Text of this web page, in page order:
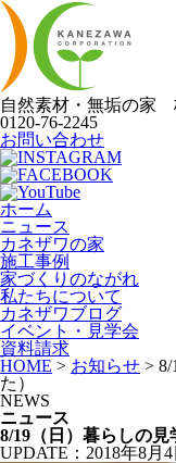
自然素材・無垢の家
0120-76-2245
お問い合わせ
ホーム
ニュース
カネザワの家
施工事例
家づくりのながれ
私たちについて
カネザワブログ
イベント・見学会
資料請求
HOME > お知らせ > 8/
た）
NEWS
ニュース
8/19（日）暮らしの見
UPDATE：2018年8月4